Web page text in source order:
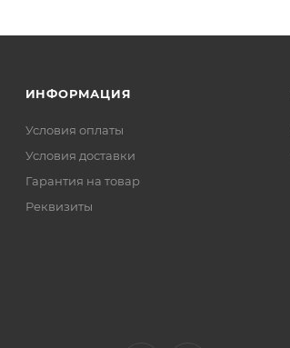
ИНФОРМАЦИЯ
Условия оплаты
Условия доставки
Гарантия на товар
Реквизиты